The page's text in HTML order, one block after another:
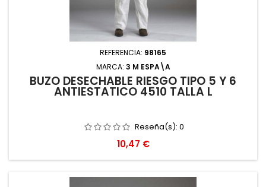
REFERENCIA: 98165
MARCA: 3 M ESPA\A
BUZO DESECHABLE RIESGO TIPO 5 Y 6
ANTIESTATICO 4510 TALLA L
Reseña(s): 0
Precio
10,47 €